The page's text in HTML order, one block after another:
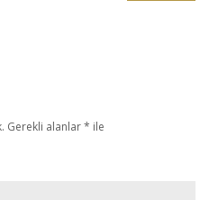
Gerekli alanlar* ile